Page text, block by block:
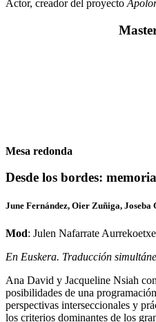
Actor, creador del proyecto
Mesa redonda
Desde los bordes:
June Fernández, Oier Zuñiga, Joseba
Mod: Julen Nafarrate
En Euskera. Traducción
Ana David y Jacqueline Nsiah
posibilidades de una
perspectivas interseccionales y
los criterios dominantes de los